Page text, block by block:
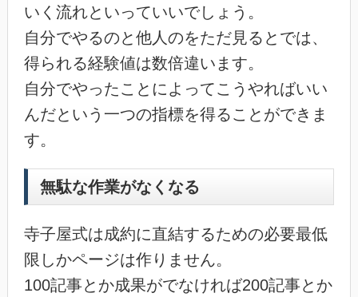
いく流れといっていいでしょう。
自分でやるのと他人のをただ見るとでは、
得られる経験値は数倍違います。
自分でやったことによってこうやればいい
んだという一つの指標を得ることができま
す。
無駄な作業がなくなる
寺子屋式は成約に直結するための必要最低
限しかページは作りません。
100記事とか成果がでなければ200記事とか